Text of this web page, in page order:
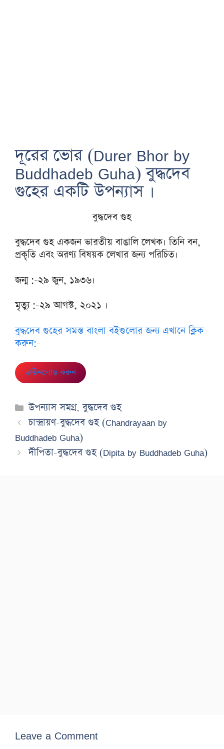
দূরের ভোর (Durer Bhor by
Buddhadeb Guha) বুদ্ধদেব
গুহের একটি উপন্যাস ।
বুদ্ধদেব গুহ
বুদ্ধদেব গুহ একজন ভারতীয় বাঙালি লেখক। তিনি বন,
প্রকৃতি এবং অরণ্য বিষয়ক লেখার জন্য পরিচিত।
জন্ম :-২৯ জুন, ১৯৩৬।
মৃত্যু :-২৯ আগস্ট, ২০২১ ।
বুদ্ধদেব গুহের সমস্ত বাংলা বইগুলোর জন্য এখানে ক্লিক
করুন:-
ডাউনলোড করুন
Categories
উপন্যাস সমগ্র,বুদ্ধদেব গুহ
চান্দ্রায়ণ-বুদ্ধদেব গুহ (Chandrayaan by
Buddhadeb Guha)
দীপিতা-বুদ্ধদেব গুহ (Dipita by Buddhadeb Guha)
Leave a Comment